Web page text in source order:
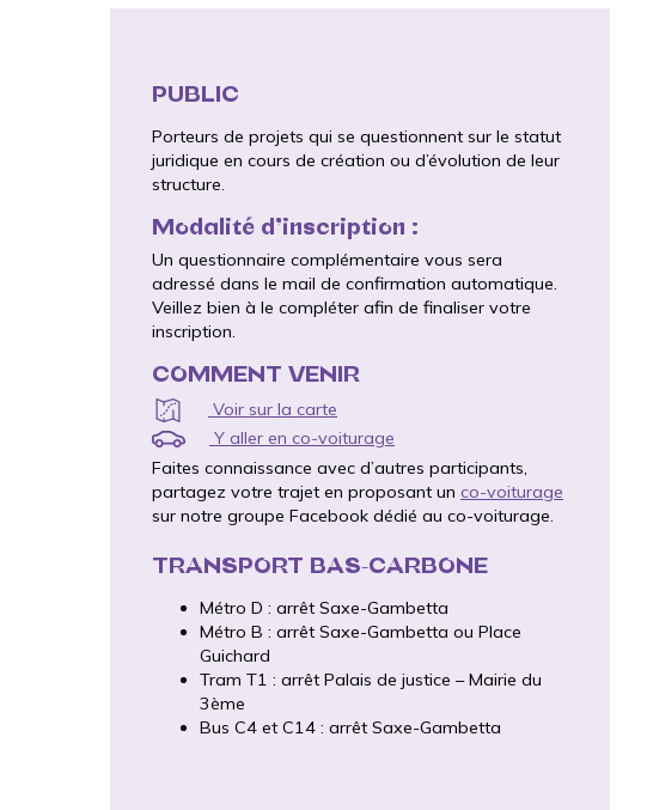
PUBLIC
Porteurs de projets qui se questionnent sur le statut
juridique en cours de création ou d’évolution de leur
structure.
Modalité d’inscription :
Un questionnaire complémentaire vous sera
adressé dans le mail de confirmation automatique.
Veillez bien à le compléter afin de finaliser votre
inscription.
COMMENT VENIR
Voir sur la carte
Y aller en co-voiturage
Faites connaissance avec d’autres participants,
partagez votre trajet en proposant un co-voiturage
sur notre groupe Facebook dédié au co-voiturage.
TRANSPORT BAS-CARBONE
Métro D : arrêt Saxe-Gambetta
Métro B : arrêt Saxe-Gambetta ou Place
Guichard
Tram T1 : arrêt Palais de justice – Mairie du
3ème
Bus C4 et C14 : arrêt Saxe-Gambetta